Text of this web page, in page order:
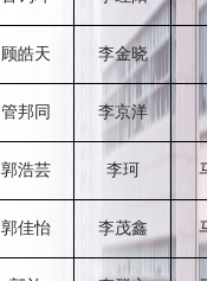
顾皓天 李金晓
管邦同 李京洋
郭浩芸 李珂
郭佳怡 李茂鑫